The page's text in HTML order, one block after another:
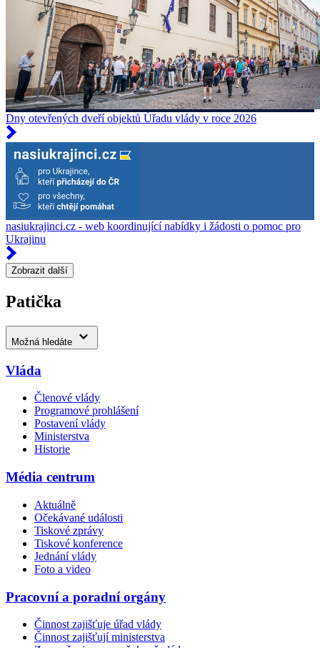
Dny otevřených dveří objektů Úřadu vlády v roce 2026
nasiukrajinci.cz - web koordinující nabídky i žádosti o pomoc pro
Ukrajinu
Zobrazit další
Patička
Možná hledáte
Vláda
Členové vlády
Programové prohlášení
Postavení vlády
Ministerstva
Historie
Média centrum
Aktuálně
Očekávané události
Tiskové zprávy
Tiskové konference
Jednání vlády
Foto a video
Pracovní a poradní orgány
Činnost zajišťuje úřad vlády
Činnost zajišťují ministerstva